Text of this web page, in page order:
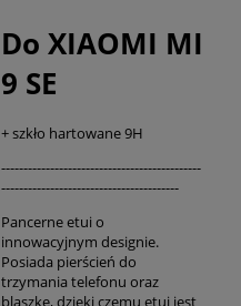
Do XIAOMI MI
9 SE
+ szkło hartowane 9H
---------------------------------------------
----------------------------------------
Pancerne etui o
innowacyjnym designie.
Posiada pierścień do
trzymania telefonu oraz
blaszkę, dzięki czemu etui jest